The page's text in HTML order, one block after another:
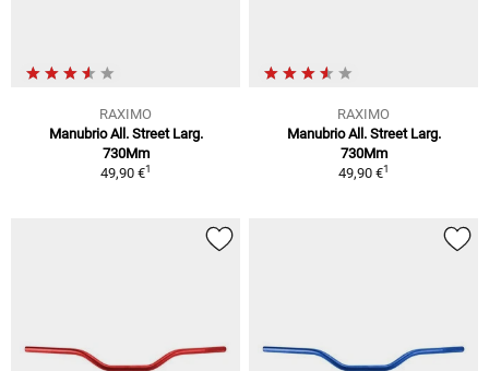
RAXIMO
Manubrio All. Street Larg.
730Mm
49,90 €1
RAXIMO
Manubrio All. Street Larg.
730Mm
49,90 €1